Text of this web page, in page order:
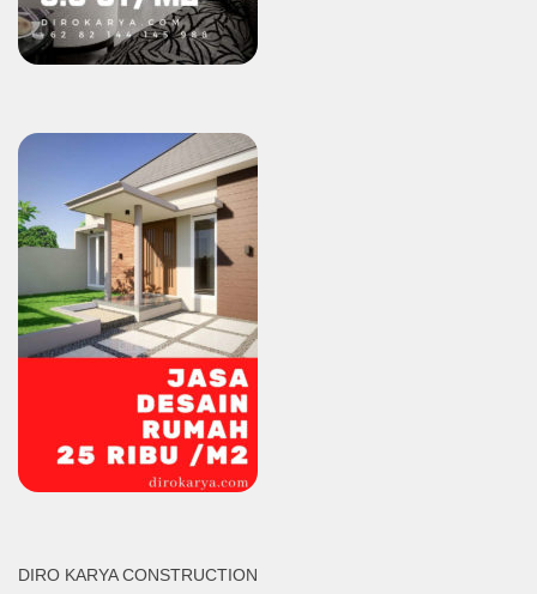
DIRO KARYA CONSTRUCTION